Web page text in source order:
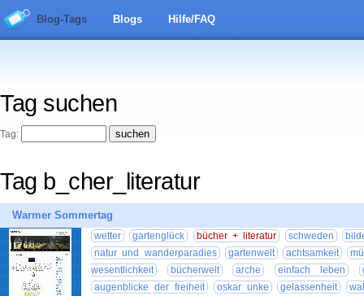
Blog-Tags Blogs Hilfe/FAQ
Tag suchen
Tag:
Tag b_cher_literatur
Warmer Sommertag
wetter gartenglück bücher + literatur schweden
natur und wanderparadies
gartenwelt achtsamkeit
wesentlichkeit
bücherwelt arche einfach leben
augenblicke der freiheit
oskar unke gelassenheit